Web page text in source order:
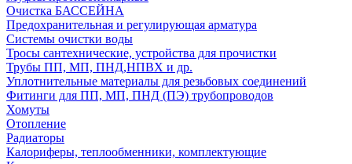
Очистка БАССЕЙНА
Предохранительная и регулирующая арматура
Системы очистки воды
Тросы сантехнические, устройства для прочистки
Трубы ПП, МП, ПНД,НПВХ и др.
Уплотнительные материалы для резьбовых соединений
Фитинги для ПП, МП, ПНД (ПЭ) трубопроводов
Хомуты
Отопление
Радиаторы
Калориферы, теплообменники, комплектующие